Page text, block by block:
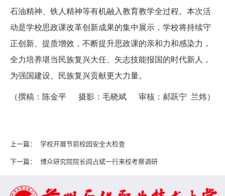
石油精神、铁人精神等有机融入教育教学全过程。本次活
动是学校思政课改革创新成果的集中展示，学校将持续守
正创新、提质增效，不断提升思政课的亲和力和感染力，
全力培养堪当民族复兴大任、矢志技能报国的时代新人，
为强国建设、民族复兴贡献更大力量。
（撰稿：陈金平 摄影：毛晓斌 审核：郝跃宁 兰炜）
上一篇： 学校开展节前校园安全大检查
下一篇： 博众研究院院长阎占斌一行来校考察调研